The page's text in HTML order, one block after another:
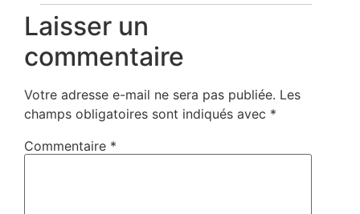
Laisser un
commentaire
Votre adresse e-mail ne sera pas publiée. Les
champs obligatoires sont indiqués avec *
Commentaire *